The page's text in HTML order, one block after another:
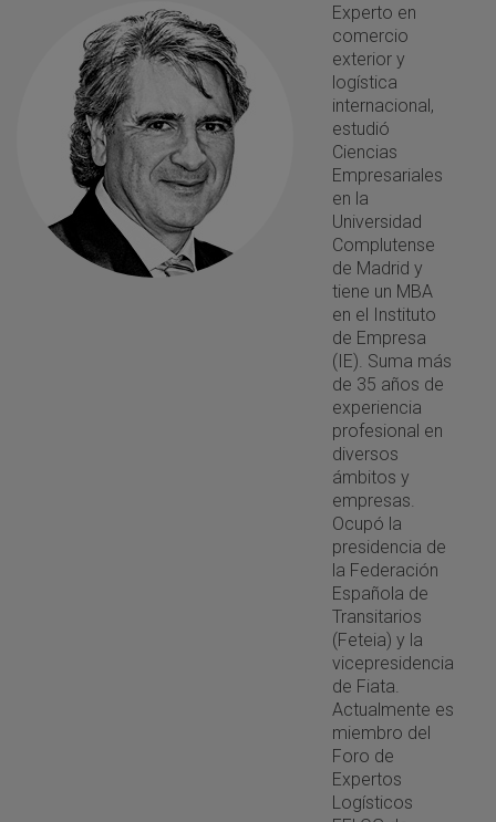
Experto en
comercio
exterior y
logística
internacional,
estudió
Ciencias
Empresariales
en la
Universidad
Complutense
de Madrid y
tiene un MBA
en el Instituto
de Empresa
(IE). Suma más
de 35 años de
experiencia
profesional en
diversos
ámbitos y
empresas.
Ocupó la
presidencia de
la Federación
Española de
Transitarios
(Feteia) y la
vicepresidencia
de Fiata.
Actualmente es
miembro del
Foro de
Expertos
Logísticos